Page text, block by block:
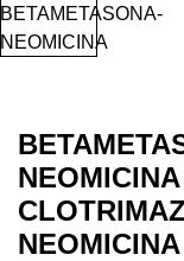
NEOMICINA